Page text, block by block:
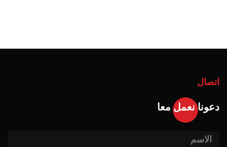
اتصال
دعونا نعمل معا